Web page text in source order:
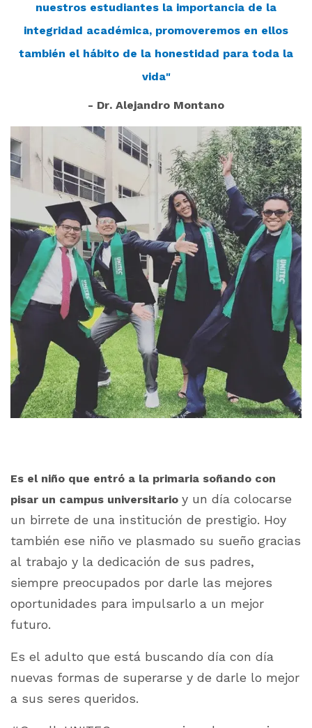
nuestros estudiantes la importancia de la
integridad académica, promoveremos en ellos
también el hábito de la honestidad para toda la
vida"
- Dr. Alejandro Montano
Es el niño que entró a la primaria soñando con
pisar un campus universitario y un día colocarse
un birrete de una institución de prestigio. Hoy
también ese niño ve plasmado su sueño gracias
al trabajo y la dedicación de sus padres,
siempre preocupados por darle las mejores
oportunidades para impulsarlo a un mejor
futuro.
Es el adulto que está buscando día con día
nuevas formas de superarse y de darle lo mejor
a sus seres queridos.